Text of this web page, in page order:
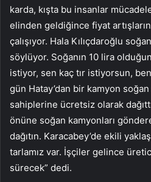
karda, kışta bu insanlar
elinden geldiğince fiyat
çalışıyor. Hala Kılıçdaroğlu
söylüyor. Soğanın 10 lira
istiyor, sen kaç tır istiyorsun,
gün Hatay’dan bir kamyon
sahiplerine ücretsiz olarak
önüne soğan kamyonları
dağıtın. Karacabey’de ekili
tarlamız var. İşçiler gelince
sürecek” dedi.